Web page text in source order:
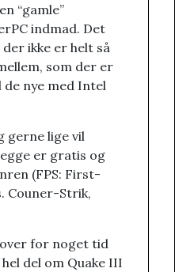
“gamle”
indmad. Det
ikke er helt så
som der er
nye med Intel
gerne lige vil
er gratis og
(FPS: First-
Couner-Strik,
for noget tid
del om Quake III